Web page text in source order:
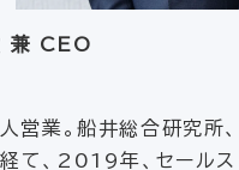
兼 CEO
営業。船井総合研究所
経て、2019年、セー